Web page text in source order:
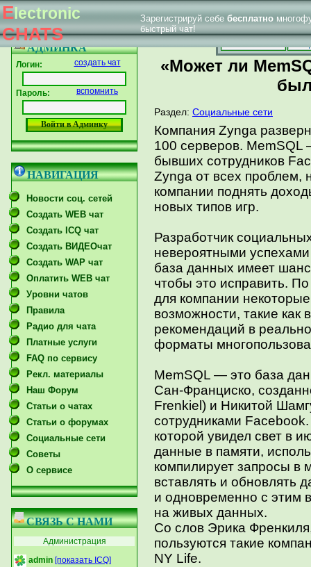
Electronic
CHATS
Зарегистрируй себе бесплатно
быстрый чат!
Главная страница| Форум тех. поддержки Впервые у
АДМИНКА
Логин: создать чат
Пароль: вспомнить
НАВИГАЦИЯ
Новости соц. сетей
Создать WEB чат
Создать ICQ чат
Создать ВИДЕОчат
Создать WAP чат
Оплатить WEB чат
Уровни чатов
Правила
Радио для чата
Платные услуги
FAQ по сервису
Рекл. материалы
Наш Форум
Статьи о чатах
Статьи о форумах
Социальные сети
Советы
О сервисе
СВЯЗЬ С НАМИ
Администрация
admin [показать ICQ]
«Может ли
Раздел: Социальные сети
Компания Zynga
100 серверов.
бывших сотрудников
Zynga от всех проблем,
компании поднять
новых типов игр.
Разработчик
невероятными
база данных имеет
чтобы это исправить.
для компании
возможности, такие как
рекомендаций в
форматы
MemSQL — это база
Сан-Франциско,
Frenkiel) и Никитой
сотрудниками
которой увидел свет в
данные в памяти,
компилирует запросы в
вставлять и обновлять
и одновременно с этим
на живых данных.
Со слов Эрика
пользуются такие
NY Life.